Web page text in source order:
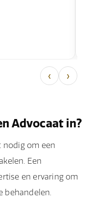
‹ ›
Advocaat in?
nodig om een
Een
en ervaring om
behandelen.